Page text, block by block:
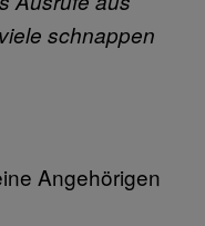
schnappen
Angehörigen